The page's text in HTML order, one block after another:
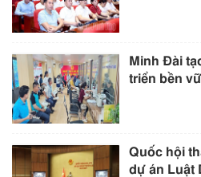
Minh Đài
triển bền
Quốc hội
dự án Luật